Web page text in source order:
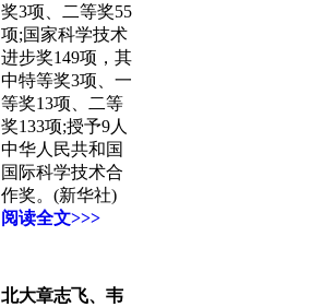
奖3项、二等奖55
项;国家科学技术
进步奖149项，其
中特等奖3项、一
等奖13项、二等
奖133项;授予9人
中华人民共和国
国际科学技术合
作奖。(新华社)
阅读全文>>>
北大章志飞、韦